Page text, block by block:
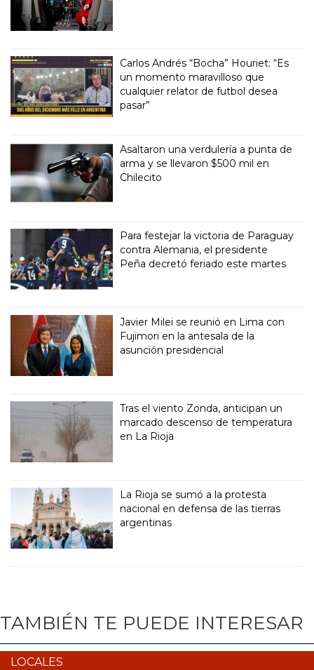
Carlos Andrés “Bocha” Houriet: “Es
un momento maravilloso que
cualquier relator de futbol desea
pasar”
Asaltaron una verdulería a punta de
arma y se llevaron $500 mil en
Chilecito
Para festejar la victoria de Paraguay
contra Alemania, el presidente
Peña decretó feriado este martes
Javier Milei se reunió en Lima con
Fujimori en la antesala de la
asunción presidencial
Tras el viento Zonda, anticipan un
marcado descenso de temperatura
en La Rioja
La Rioja se sumó a la protesta
nacional en defensa de las tierras
argentinas
TAMBIÉN TE PUEDE INTERESAR
LOCALES